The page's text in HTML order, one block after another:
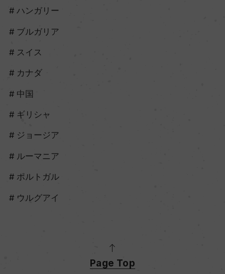
ハンガリー
ブルガリア
スイス
カナダ
中国
ギリシャ
ジョージア
ルーマニア
ポルトガル
ウルグアイ
Page Top